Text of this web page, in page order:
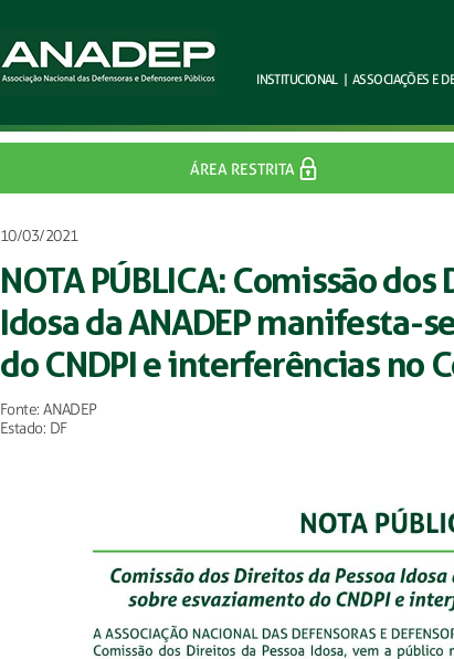
INSTITUCIONAL | ASSOCIAÇÕES E
ÁREA RESTRITA
10/03/2021
NOTA PÚBLICA: Comissão
Idosa da ANADEP manifesta-
do CNDPI e interferências no
Fonte: ANADEP
Estado: DF